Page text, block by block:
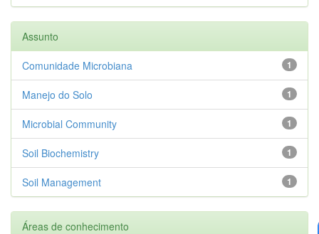
Assunto
1
Comunidade Microbiana
1
Manejo do Solo
1
Microbial Community
1
Soil Biochemistry
1
Soil Management
Áreas de conhecimento